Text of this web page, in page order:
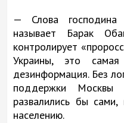
— Слова
называет Барак
контролирует
Украины, это
дезинформация. Без
поддержки Москвы
развалились бы
населению.